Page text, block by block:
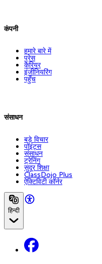
कंपनी
हमारे बारे में
प्रेस
कैरियर
इंजीनियरिंग
पहुँच
संसाधन
बड़े विचार
पॉइंट्स
संसाधन
ट्रेनिंग
सुदूर शिक्षा
ClassDojo Plus
ऐक्टिविटी कॉर्नर
हिन्दी
Facebook